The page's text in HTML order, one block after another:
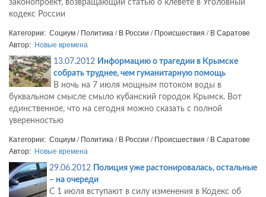
законопроект, возвращающий статью о клевете в Уголовный
кодекс России
Категории: Социум / Политика / В России / Происшествия / В Саратове
Автор: Новые времена
13.07.2012 Информацию о трагедии в Крымске
собрать труднее, чем гуманитарную помощь
В ночь на 7 июля мощным потоком воды в
буквальном смысле смыло кубанский городок Крымск. Вот
единственное, что на сегодня можно сказать с полной
уверенностью
Категории: Социум / Политика / В России / Происшествия / В Саратове
Автор: Новые времена
29.06.2012
Полиция уже растонировалась, остальные
– на очереди
С 1 июля вступают в силу изменения в Кодекс об